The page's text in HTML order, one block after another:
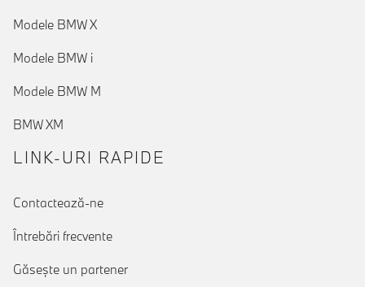
Modele BMW X
Modele BMW i
Modele BMW M
BMW XM
LINK-URI RAPIDE
Contactează-ne
Întrebări frecvente
Găseşte un partener